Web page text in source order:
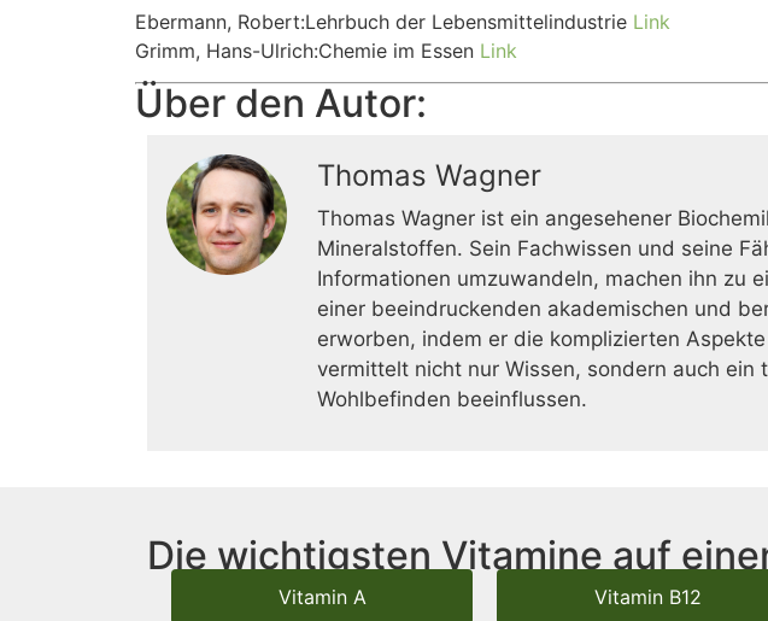
Ebermann, Robert:Lehrbuch der Lebensmittelindustrie Link
Grimm, Hans-Ulrich:Chemie im Essen Link
Über den Autor:
Thomas Wagner
Thomas Wagner ist ein angesehener
Mineralstoffen. Sein Fachwissen und seine
Informationen umzuwandeln, machen ihn zu
einer beeindruckenden akademischen und
erworben, indem er die komplizierten
vermittelt nicht nur Wissen, sondern auch
Wohlbefinden beeinflussen.
Die wichtigsten Vitamine auf
Vitamin A Vitamin B12